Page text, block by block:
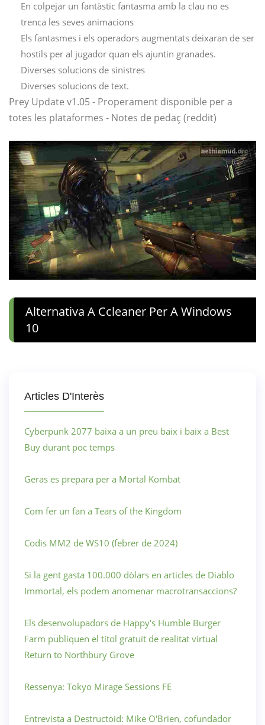
En colpejar un fantàstic fantasma amb la clau no es
trenca les seves animacions
Els fantasmes i els operadors augmentats deixaran de ser
hostils per al jugador quan els ajuntin granades.
Diverses solucions de sinistres
Diverses solucions de text.
Prey Update v1.05 - Properament disponible per a
totes les plataformes - Notes de pedaç (reddit)
Alternativa A Ccleaner Per A Windows
10
Articles D'Interès
Cyberpunk 2077 baixa a un preu baix i baix a Best
Buy durant poc temps
Geras es prepara per a Mortal Kombat
Com fer un fan a Tears of the Kingdom
Codis MM2 de WS10 (febrer de 2024)
Si la gent gasta 100.000 dòlars en articles de Diablo
Immortal, els podem anomenar macrotransaccions?
Els desenvolupadors de Happy's Humble Burger
Farm publiquen el títol gratuït de realitat virtual
Return to Northbury Grove
Ressenya: Tokyo Mirage Sessions FE
Entrevista a Destructoid: Mike O'Brien, cofundador